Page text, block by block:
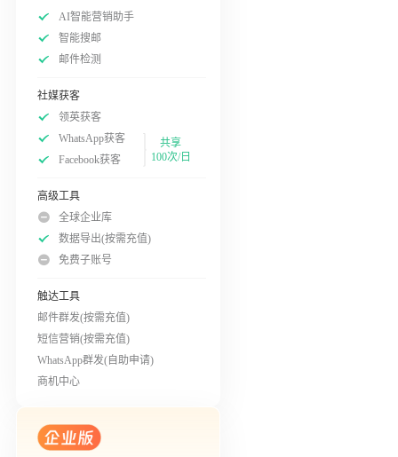
AI智能营销助手
智能搜邮
邮件检测
社媒获客
领英获客
WhatsApp获客
Facebook获客
共享
100次/日
高级工具
全球企业库
数据导出(按需充值)
免费子账号
触达工具
邮件群发(按需充值)
短信营销(按需充值)
WhatsApp群发(自助申请)
商机中心